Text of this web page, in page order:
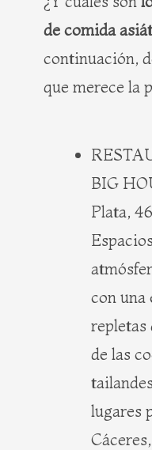
de comida
continuación,
que merece la
BIG
Plata,
con una
repletas
de las
lugares